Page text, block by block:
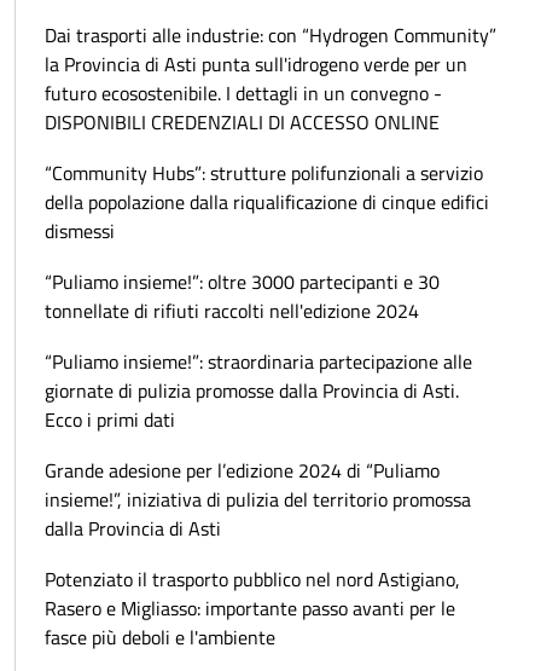
Dai trasporti alle industrie: con “Hydrogen Community”
la Provincia di Asti punta sull'idrogeno verde per un
futuro ecosostenibile. I dettagli in un convegno -
DISPONIBILI CREDENZIALI DI ACCESSO ONLINE
“Community Hubs”: strutture polifunzionali a servizio
della popolazione dalla riqualificazione di cinque edifici
dismessi
“Puliamo insieme!”: oltre 3000 partecipanti e 30
tonnellate di rifiuti raccolti nell'edizione 2024
“Puliamo insieme!”: straordinaria partecipazione alle
giornate di pulizia promosse dalla Provincia di Asti.
Ecco i primi dati
Grande adesione per l’edizione 2024 di “Puliamo
insieme!”, iniziativa di pulizia del territorio promossa
dalla Provincia di Asti
Potenziato il trasporto pubblico nel nord Astigiano,
Rasero e Migliasso: importante passo avanti per le
fasce più deboli e l'ambiente